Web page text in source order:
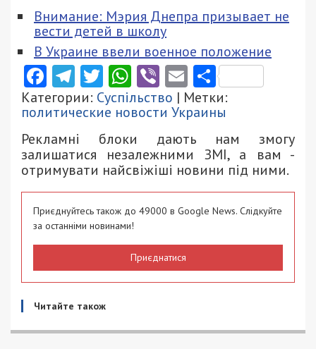
Внимание: Мэрия Днепра призывает не
вести детей в школу
В Украине ввели военное положение
Facebook
Telegram
Twitter
WhatsApp
ViberEmail
Категории: Суспільство | Метки:
политические новости Украины
Рекламні блоки дають нам змогу
залишатися незалежними ЗМІ, а вам -
отримувати найсвіжіші новини під ними.
Приєднуйтесь також до 49000 в Google News. Слідкуйте
за останніми новинами!
Приєднатися
Читайте також